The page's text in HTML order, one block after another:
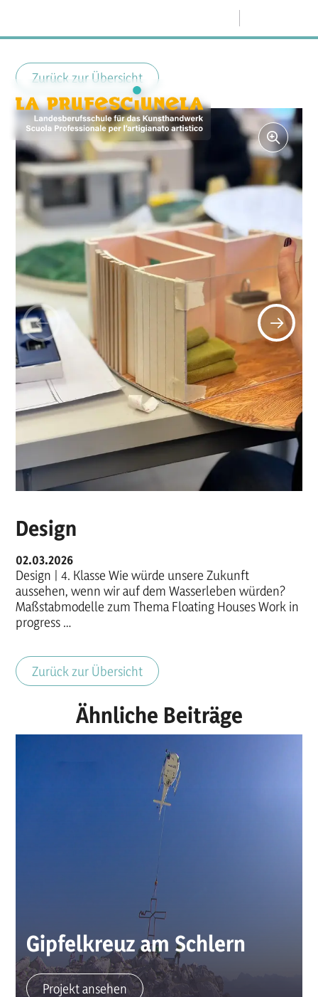
Zurück zur Übersicht
Design
02.03.2026
Design | 4. Klasse Wie würde unsere Zukunft
aussehen, wenn wir auf dem Wasserleben würden?
Maßstabmodelle zum Thema Floating Houses Work in
progress …
Zurück zur Übersicht
Ähnliche Beiträge
Gipfelkreuz am Schlern
Projekt ansehen